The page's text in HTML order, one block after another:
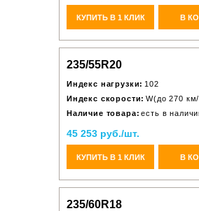
КУПИТЬ В 1 КЛИК В
235/55R20
Индекс нагрузки: 102
Индекс скорости: W(до 270
Наличие товара: есть в
45 253 руб./шт.
КУПИТЬ В 1 КЛИК В
235/60R18